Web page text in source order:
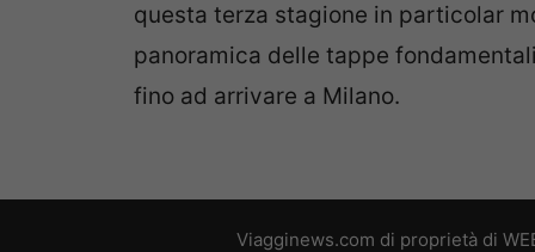
questa terza stagione in particolar
panoramica delle tappe
fino ad arrivare a Milano.
Viagginews.com di proprietà di